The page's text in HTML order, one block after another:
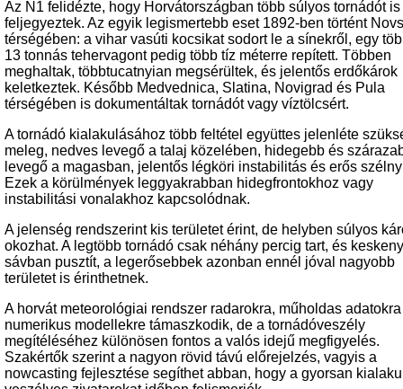
Az N1 felidézte, hogy Horvátországban több súlyos tornádót is
feljegyeztek. Az egyik legismertebb eset 1892-ben történt
térségében: a vihar vasúti kocsikat sodort le a sínekről, egy
13 tonnás tehervagont pedig több tíz méterre repített. Többen
meghaltak, többtucatnyian megsérültek, és jelentős erdőkárok
keletkeztek. Később Medvednica, Slatina, Novigrad és Pula
térségében is dokumentáltak tornádót vagy víztölcsért.
A tornádó kialakulásához több feltétel együttes jelenléte
meleg, nedves levegő a talaj közelében, hidegebb és
levegő a magasban, jelentős légköri instabilitás és erős
Ezek a körülmények leggyakrabban hidegfrontokhoz vagy
instabilitási vonalakhoz kapcsolódnak.
A jelenség rendszerint kis területet érint, de helyben súlyos
okozhat. A legtöbb tornádó csak néhány percig tart, és keskeny
sávban pusztít, a legerősebbek azonban ennél jóval nagyobb
területet is érinthetnek.
A horvát meteorológiai rendszer radarokra, műholdas
numerikus modellekre támaszkodik, de a tornádóveszély
megítéléséhez különösen fontos a valós idejű megfigyelés.
Szakértők szerint a nagyon rövid távú előrejelzés, vagyis a
nowcasting fejlesztése segíthet abban, hogy a gyorsan